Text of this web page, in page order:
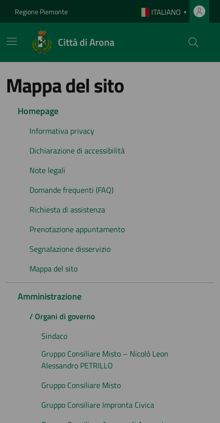
Regione Piemonte ITALIANO ▼
Città di Arona
Mappa del sito
Homepage
Informativa privacy
Dichiarazione di accessibilità
Note legali
Domande frequenti (FAQ)
Richiesta di assistenza
Prenotazione appuntamento
Segnalazione disservizio
Mappa del sito
Amministrazione
/ Organi di governo
Sindaco
Gruppo Consiliare Misto – Nicolò Leon
Alessandro PETRILLO
Gruppo Consiliare Misto
Gruppo Consiliare Impronta Civica